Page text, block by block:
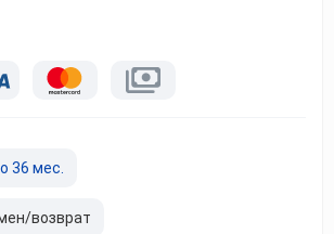
36 мес.
возврат